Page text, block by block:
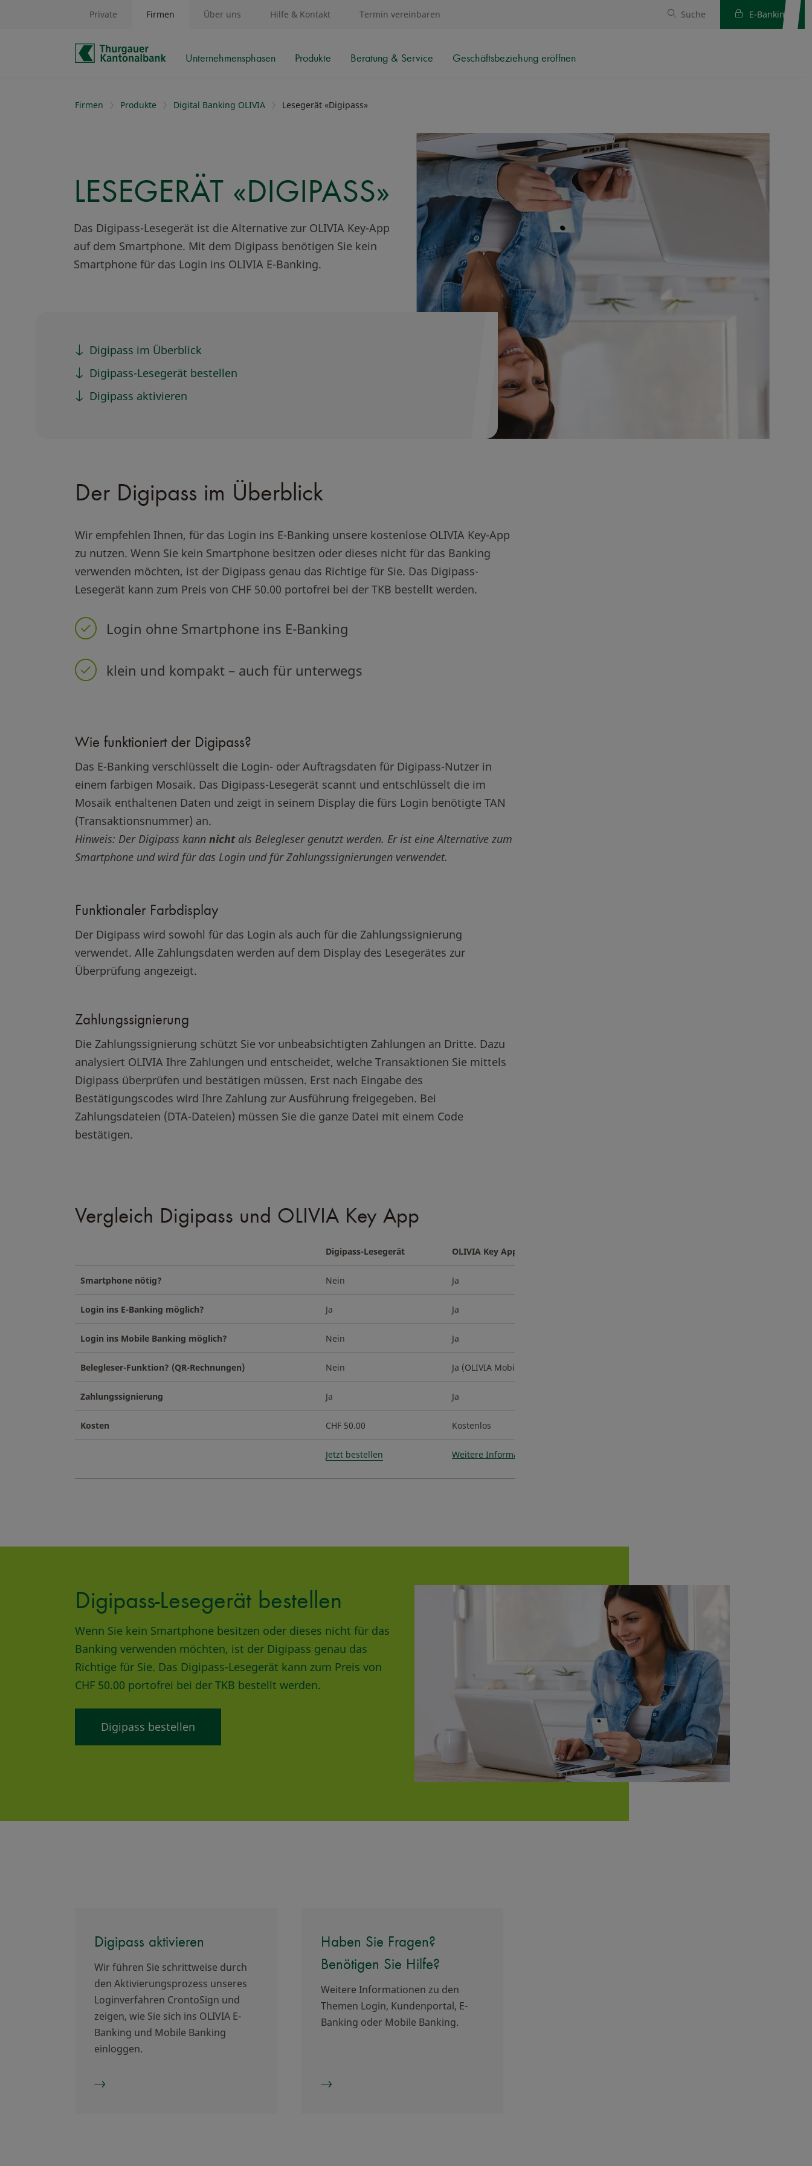
Schnelle Navigation
Private Firmen
Unternehmensphasen Produkte Beratung & Service Geschäftsbeziehung eröffnen
Über uns Hilfe & Kontakt Termin vereinbaren Suche E-Banking
Firmen Produkte Digital Banking OLIVIA Lesegerät «Digipass»
LESEGERÄT «DIGIPASS»
Das Digipass-Lesegerät ist die Alternative zur OLIVIA Key-App
auf dem Smartphone. Mit dem Digipass benötigen Sie kein
Smartphone für das Login ins OLIVIA E-Banking.
Digipass im Überblick
Digipass-Lesegerät bestellen
Digipass aktivieren
Der Digipass im Überblick
Wir empfehlen Ihnen, für das Login ins E-Banking unsere kostenlose OLIVIA Key-App
zu nutzen. Wenn Sie kein Smartphone besitzen oder dieses nicht für das Banking
verwenden möchten, ist der Digipass genau das Richtige für Sie. Das Digipass-
Lesegerät kann zum Preis von CHF 50.00 portofrei bei der TKB bestellt werden.
Login ohne Smartphone ins E-Banking
klein und kompakt – auch für unterwegs
Wie funktioniert der Digipass?
Das E-Banking verschlüsselt die Login- oder Auftragsdaten für Digipass-Nutzer in
einem farbigen Mosaik. Das Digipass-Lesegerät scannt und entschlüsselt die im
Mosaik enthaltenen Daten und zeigt in seinem Display die fürs Login benötigte TAN
(Transaktionsnummer) an.
Hinweis: Der Digipass kann nicht als Belegleser genutzt werden. Er ist eine Alternative zum
Smartphone und wird für das Login und für Zahlungssignierungen verwendet.
Funktionaler Farbdisplay
Der Digipass wird sowohl für das Login als auch für die Zahlungssignierung
verwendet. Alle Zahlungsdaten werden auf dem Display des Lesegerätes zur
Überprüfung angezeigt.
Zahlungssignierung
Die Zahlungssignierung schützt Sie vor unbeabsichtigten Zahlungen an Dritte. Dazu
analysiert OLIVIA Ihre Zahlungen und entscheidet, welche Transaktionen Sie mittels
Digipass überprüfen und bestätigen müssen. Erst nach Eingabe des
Bestätigungscodes wird Ihre Zahlung zur Ausführung freigegeben. Bei
Zahlungsdateien (DTA-Dateien) müssen Sie die ganze Datei mit einem Code
bestätigen.
Vergleich Digipass und OLIVIA Key App
Digipass-Lesegerät OLIVIA Key App
Smartphone nötig? Nein Ja
Login ins E-Banking möglich? Ja Ja
Login ins Mobile Banking möglich? Nein Ja
Belegleser-Funktion? (QR-Rechnungen) Nein Ja (OLIVIA Mobile Banking-App)
Zahlungssignierung Ja Ja
Kosten CHF 50.00 Kostenlos
Jetzt bestellen Weitere Informationen
Digipass-Lesegerät bestellen
Wenn Sie kein Smartphone besitzen oder dieses nicht für das
Banking verwenden möchten, ist der Digipass genau das
Richtige für Sie. Das Digipass-Lesegerät kann zum Preis von
CHF 50.00 portofrei bei der TKB bestellt werden.
Digipass bestellen
Digipass aktivieren
Wir führen Sie schrittweise durch
den Aktivierungsprozess unseres
Loginverfahren CrontoSign und
zeigen, wie Sie sich ins OLIVIA E-
Banking und Mobile Banking
einloggen.
Haben Sie Fragen?
Benötigen Sie Hilfe?
Weitere Informationen zu den
Themen Login, Kundenportal, E-
Banking oder Mobile Banking.